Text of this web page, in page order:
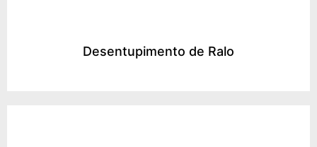
Desentupimento de Ralo